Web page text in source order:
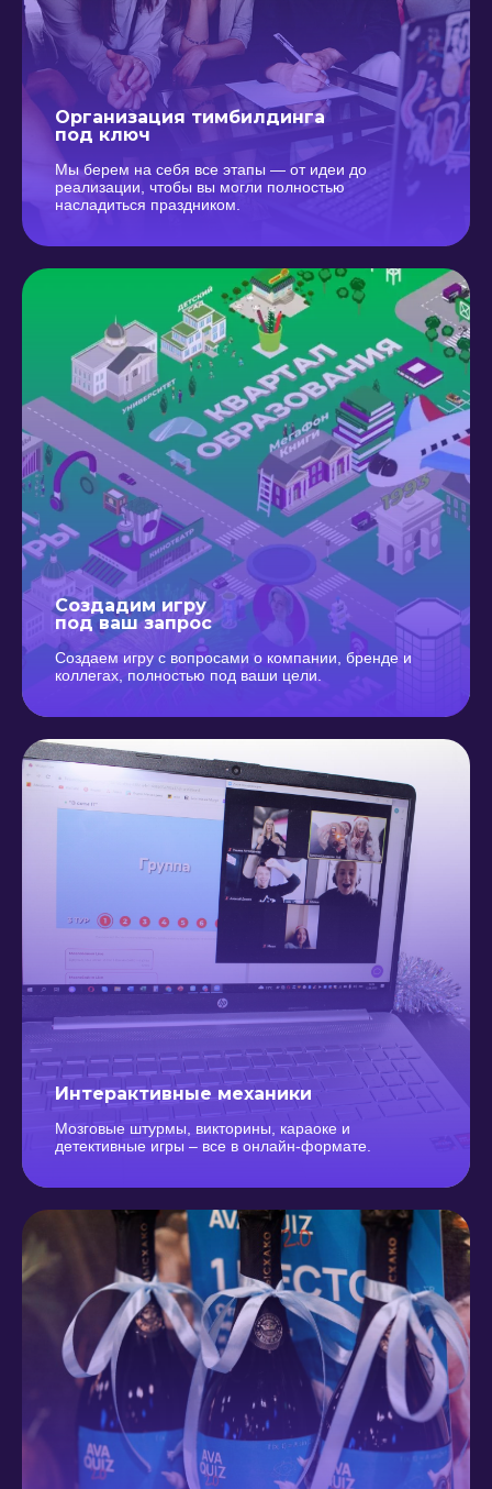
Организация тимбилдинга
под ключ
Мы берем на себя все этапы — от идеи до
реализации, чтобы вы могли полностью
насладиться праздником.
Создадим игру
под ваш запрос
Создаем игру с вопросами о компании, бренде и
коллегах, полностью под ваши цели.
Интерактивные механики
Мозговые штурмы, викторины, караоке и
детективные игры – все в онлайн-формате.